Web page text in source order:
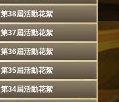
第38屆活動花絮
第37屆活動花絮
第36屆活動花絮
第35屆活動花絮
第34屆活動花絮